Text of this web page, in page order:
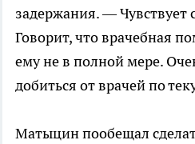
задержания. — Чувствует
Говорит, что врачебная
ему не в полной мере.
добиться от врачей по
Матыцин пообещал